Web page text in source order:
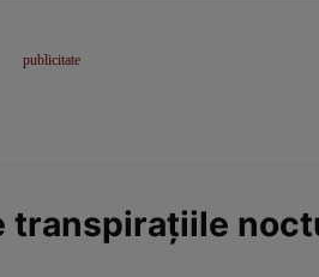
transpirațiile